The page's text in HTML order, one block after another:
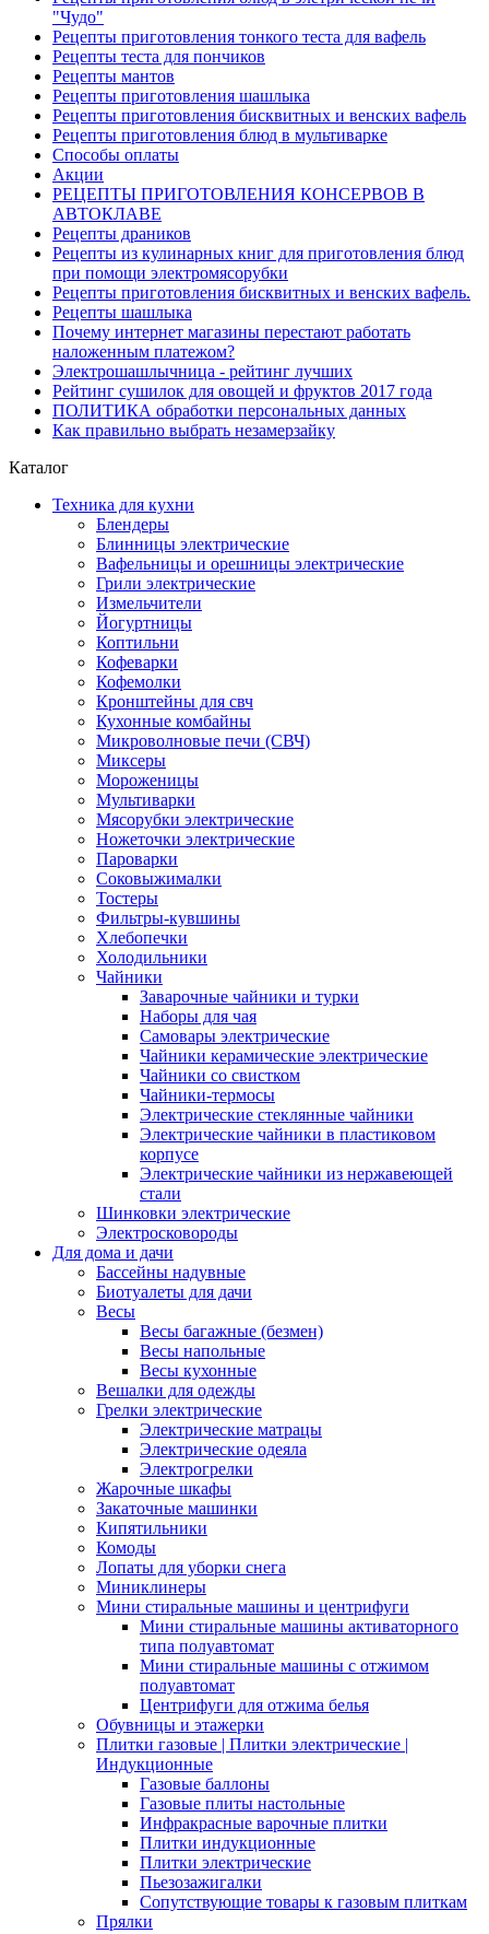
"Чудо"
Рецепты приготовления тонкого теста для вафель
Рецепты теста для пончиков
Рецепты мантов
Рецепты приготовления шашлыка
Рецепты приготовления бисквитных и венских вафель
Рецепты приготовления блюд в мультиварке
Способы оплаты
Акции
РЕЦЕПТЫ ПРИГОТОВЛЕНИЯ КОНСЕРВОВ В
АВТОКЛАВЕ
Рецепты драников
Рецепты из кулинарных книг для приготовления блюд
при помощи электромясорубки
Рецепты приготовления бисквитных и венских вафель.
Рецепты шашлыка
Почему интернет магазины перестают работать
наложенным платежом?
Электрошашлычница - рейтинг лучших
Рейтинг сушилок для овощей и фруктов 2017 года
ПОЛИТИКА обработки персональных данных
Как правильно выбрать незамерзайку
Каталог
Техника для кухни
Блендеры
Блинницы электрические
Вафельницы и орешницы электрические
Грили электрические
Измельчители
Йогуртницы
Коптильни
Кофеварки
Кофемолки
Кронштейны для свч
Кухонные комбайны
Микроволновые печи (СВЧ)
Миксеры
Мороженицы
Мультиварки
Мясорубки электрические
Ножеточки электрические
Пароварки
Соковыжималки
Тостеры
Фильтры-кувшины
Хлебопечки
Холодильники
Чайники
Заварочные чайники и турки
Наборы для чая
Самовары электрические
Чайники керамические электрические
Чайники со свистком
Чайники-термосы
Электрические стеклянные чайники
Электрические чайники в пластиковом
корпусе
Электрические чайники из нержавеющей
стали
Шинковки электрические
Электросковороды
Для дома и дачи
Бассейны надувные
Биотуалеты для дачи
Весы
Весы багажные (безмен)
Весы напольные
Весы кухонные
Вешалки для одежды
Грелки электрические
Электрические матрацы
Электрические одеяла
Электрогрелки
Жарочные шкафы
Закаточные машинки
Кипятильники
Комоды
Лопаты для уборки снега
Миниклинеры
Мини стиральные машины и центрифуги
Мини стиральные машины активаторного
типа полуавтомат
Мини стиральные машины с отжимом
полуавтомат
Центрифуги для отжима белья
Обувницы и этажерки
Плитки газовые | Плитки электрические |
Индукционные
Газовые баллоны
Газовые плиты настольные
Инфракрасные варочные плитки
Плитки индукционные
Плитки электрические
Пьезозажигалки
Сопутствующие товары к газовым плиткам
Прялки